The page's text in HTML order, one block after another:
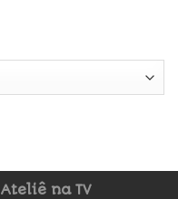
Ateliê na TV